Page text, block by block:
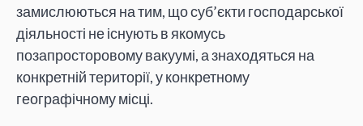
замислюються на тим, що суб’єкти господарської
діяльності не існують в якомусь
позапросторовому вакуумі, а знаходяться на
конкретній території, у конкретному
географічному місці.